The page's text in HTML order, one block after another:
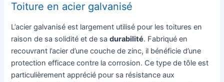
Toiture en acier galvanisé
L’acier galvanisé est largement utilisé pour les toitures en
raison de sa solidité et de sadurabilité. Fabriqué en
recouvrant l’acier d’une couche de zinc, il bénéficie d’une
protection efficace contre la corrosion. Ce type de tôle est
particulièrement apprécié pour sa résistance aux